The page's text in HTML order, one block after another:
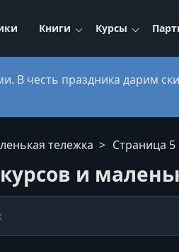
Книги Курсы
В честь праздника дарим
тележка Страница 5
и